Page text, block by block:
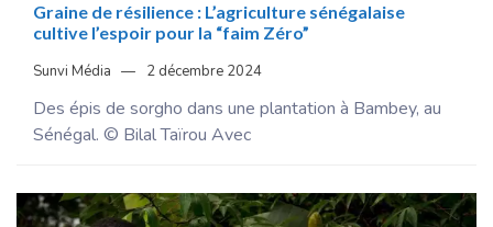
Graine de résilience : L’agriculture sénégalaise
cultive l’espoir pour la “faim Zéro”
Sunvi Média 2 décembre 2024
Des épis de sorgho dans une plantation à Bambey, au
Sénégal. © Bilal Taïrou Avec